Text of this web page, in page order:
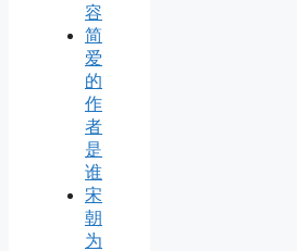
容
简
爱
的
作
者
是
谁
宋
朝
为